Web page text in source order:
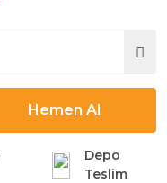
Hemen Al
Depo
Teslim